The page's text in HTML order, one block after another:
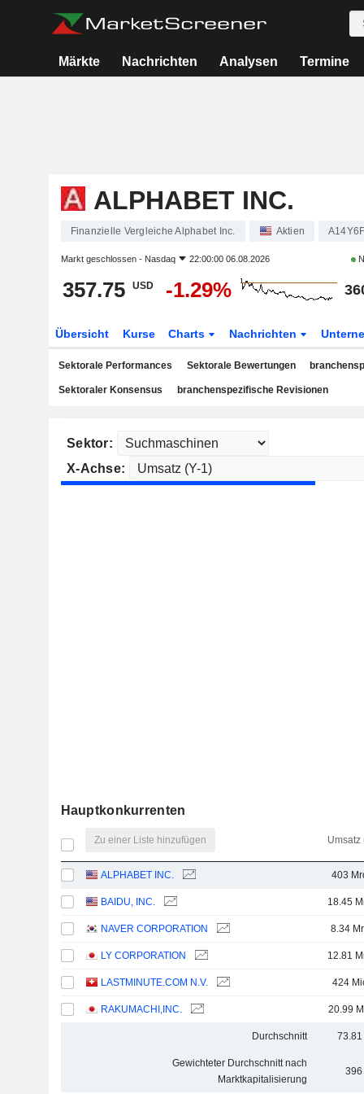
Märkte Nachrichten Analysen Termine
ALPHABET INC.
Finanzielle Vergleiche Alphabet Inc. Aktien A14Y6F
Markt geschlossen - Nasdaq 22:00:00 06.08.2026
357.75 USD -1.29%
Übersicht Kurse Charts Nachrichten
Sektorale Performances Sektorale Bewertungen
Sektoraler Konsensus branchenspezifische Revisionen
Sektor:
X-Achse:
Hauptkonkurrenten
Zu einer Liste hinzufügen Umsatz
ALPHABET INC. 403
BAIDU, INC. 18.45
NAVER CORPORATION 8.34
LY CORPORATION 12.81
LASTMINUTE.COM N.V. 424
RAKUMACHI,INC. 20.99
Durchschnitt 73.81
Gewichteter Durchschnitt nach
Marktkapitalisierung
396